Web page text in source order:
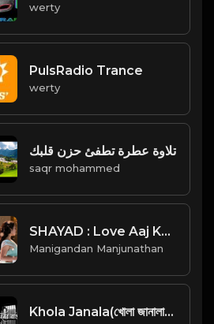
werty
PulsRadio Trance
werty
تلاوة عطرة تطفئ حزن قلبك
saqr mohammed
SHAYAD : Love Aaj Kal | Pritam | Arijit Singh
Manigandan Manjunathan
Khola Janala(খোলা জানালা)-Lyrics | Joy Official |